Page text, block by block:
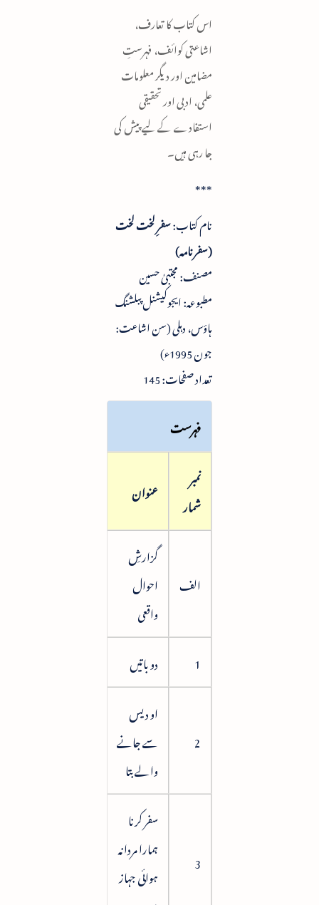
اس کتاب کا تعارف،
اشاعتی کوائف، فہرستِ
مضامین اور دیگر معلومات
علمی، ادبی اور تحقیقی
استفادے کے لیے پیش کی
جا رہی ہیں۔
***
نام کتاب:سفرِ لخت لخت
(سفرنامہ)
مصنف: مجتبیٰ حسین
مطبوعہ: ایجوکیشنل پبلشنگ
ہاؤس، دہلی (سن اشاعت:
جون 1995ء)
تعداد صفحات: 145
فہرست
نمبر
شمار
عنوان
الف
گزارشِ
احوال
واقعی
1 دو باتیں
2
او دیس
سے جانے
والے بتا
3
سفر کرنا
ہمارا مردانہ
ہوائی جہاز